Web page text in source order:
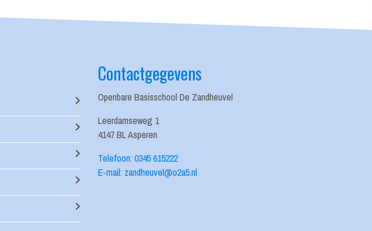
Contactgegevens
Openbare Basisschool De Zandheuvel
Leerdamseweg 1
4147 BL Asperen
Telefoon: 0345 615222
E-mail: zandheuvel@o2a5.nl